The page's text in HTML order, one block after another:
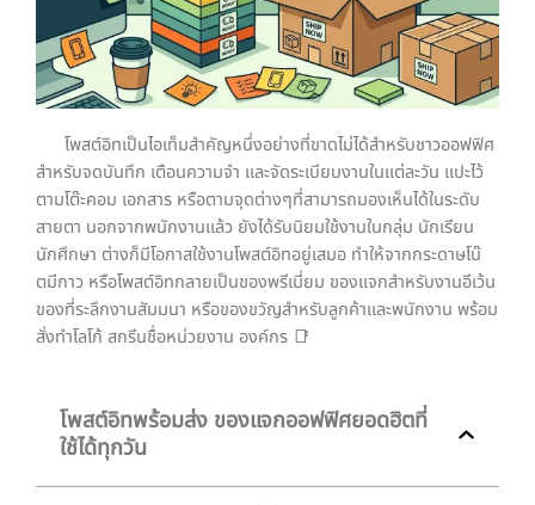
โพสต์อิทเป็นไอเท็มสำคัญหนึ่งอย่างที่ขาดไม่ได้สำหรับชาวออฟฟิศ
สำหรับจดบันทึก เตือนความจำ และจัดระเบียบงานในแต่ละวัน แปะไว้
ตามโต๊ะคอม เอกสาร หรือตามจุดต่างๆที่สามารถมองเห็นได้ในระดับ
สายตา นอกจากพนักงานแล้ว ยังได้รับนิยมใช้งานในกลุ่ม นักเรียน
นักศึกษา ต่างก็มีโอกาสใช้งานโพสต์อิทอยู่เสมอ ทำให้จากกระดาษโน๊
ตมีกาว หรือโพสต์อิทกลายเป็นของพรีเมี่ยม ของแจกสำหรับงานอีเว้น
ของที่ระลึกงานสัมมนา หรือของขวัญสำหรับลูกค้าและพนักงาน พร้อม
สั่งทำโลโก้ สกรีนชื่อหน่วยงาน องค์กร 📑
โพสต์อิทพร้อมส่ง ของแจกออฟฟิศยอดฮิตที่
ใช้ได้ทุกวัน